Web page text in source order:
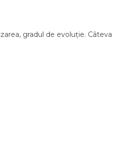
gradul de evoluție. Câteva